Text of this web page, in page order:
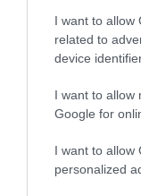
I want to allow
related to
device
I want to allow
Google for
I want to allow
personalized